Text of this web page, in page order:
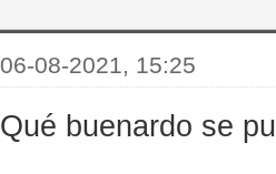
06-08-2021, 15:25
Qué buenardo se